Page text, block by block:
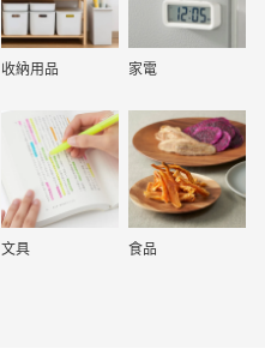
收納用品 家電
文具 食品